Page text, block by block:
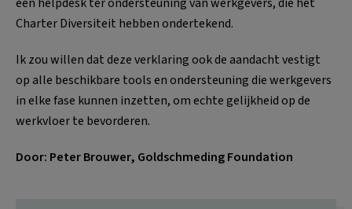
Charter Diversiteit hebben ondertekend.
Ik zou willen dat deze verklaring ook de aandacht vestigt
op alle beschikbare tools en ondersteuning die werkgevers
in elke fase kunnen inzetten, om echte gelijkheid op de
werkvloer te bevorderen.
Door: Peter Brouwer, Goldschmeding Foundation